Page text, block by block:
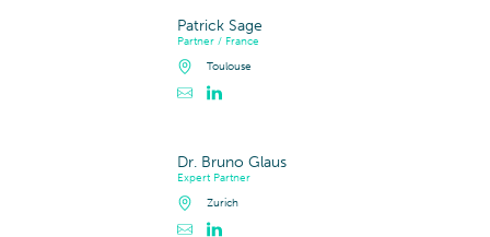
Patrick Sage
Partner / France
Toulouse
Contacter Patrick Sage
Dr. Bruno Glaus
Expert Partner
Zurich
Contacter Dr. Bruno Glaus